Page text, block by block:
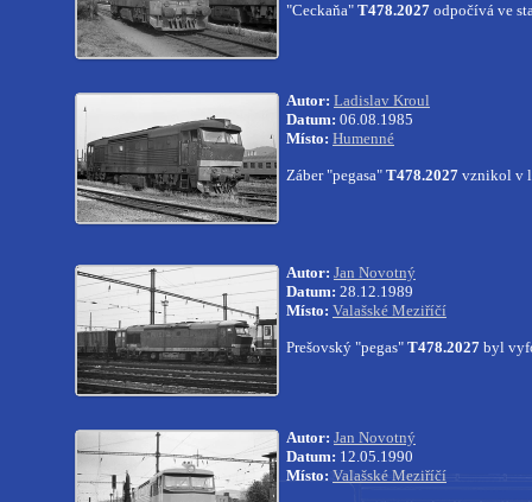
"Ceckaňa" T478.2027 odpočívá ve
Autor: Ladislav Kroul
Datum: 06.08.1985
Místo: Humenné
Záber "pegasa" T478.2027 vznikol v
Autor: Jan Novotný
Datum: 28.12.1989
Místo: Valašské Meziříčí
Prešovský "pegas" T478.2027 byl
Autor: Jan Novotný
Datum: 12.05.1990
Místo: Valašské Meziříčí